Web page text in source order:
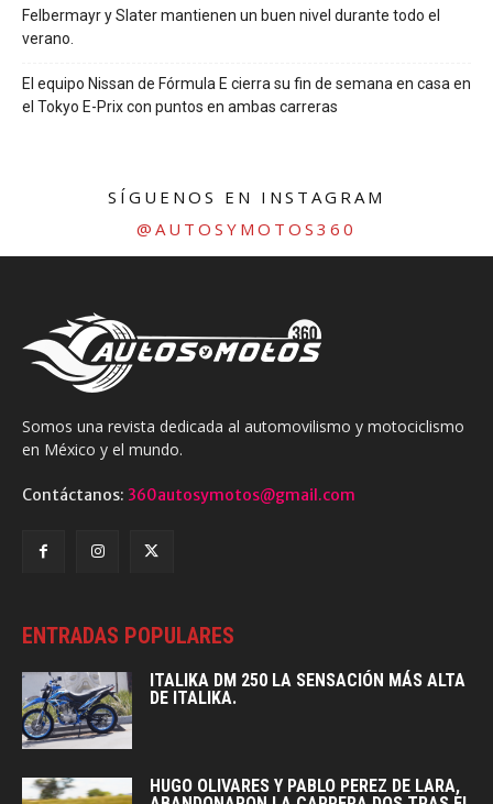
Felbermayr y Slater mantienen un buen nivel durante todo el
verano.
El equipo Nissan de Fórmula E cierra su fin de semana en casa en
el Tokyo E-Prix con puntos en ambas carreras
SÍGUENOS EN INSTAGRAM
@AUTOSYMOTOS360
Somos una revista dedicada al automovilismo y motociclismo
en México y el mundo.
Contáctanos: 360autosymotos@gmail.com
ENTRADAS POPULARES
ITALIKA DM 250 LA SENSACIÓN MÁS ALTA
DE ITALIKA.
HUGO OLIVARES Y PABLO PEREZ DE LARA,